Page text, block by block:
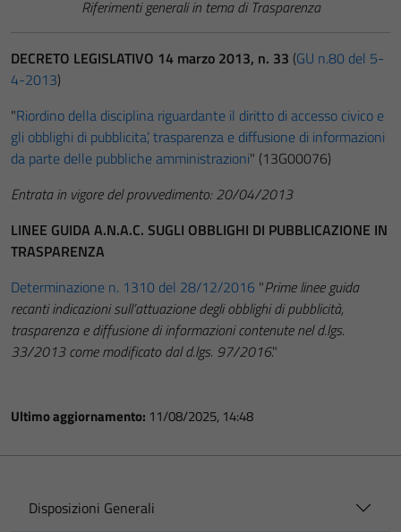
Riferimenti generali in tema di Trasparenza
DECRETO LEGISLATIVO 14 marzo 2013, n. 33 (GU n.80 del 5-
4-2013)
"Riordino della disciplina riguardante il diritto di accesso civico e
gli obblighi di pubblicita’, trasparenza e diffusione di informazioni
da parte delle pubbliche amministrazioni" (13G00076)
Entrata in vigore del provvedimento: 20/04/2013
LINEE GUIDA A.N.A.C. SUGLI OBBLIGHI DI PUBBLICAZIONE IN
TRASPARENZA
Determinazione n. 1310 del 28/12/2016 "Prime linee guida
recanti indicazioni sull’attuazione degli obblighi di pubblicità,
trasparenza e diffusione di informazioni contenute nel d.lgs.
33/2013 come modificato dal d.lgs. 97/2016."
Ultimo aggiornamento: 11/08/2025, 14:48
Disposizioni Generali